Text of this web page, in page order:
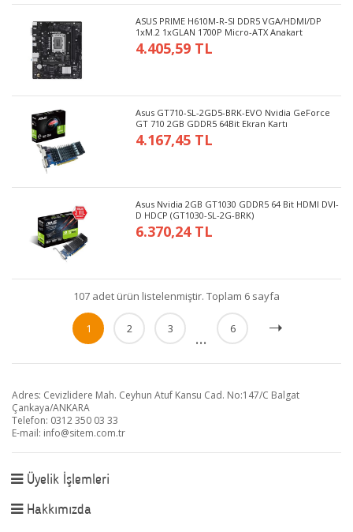
ASUS PRIME H610M-R-SI DDR5 VGA/HDMI/DP
1xM.2 1xGLAN 1700P Micro-ATX Anakart
4.405,59 TL
Asus GT710-SL-2GD5-BRK-EVO Nvidia GeForce
GT 710 2GB GDDR5 64Bit Ekran Kartı
4.167,45 TL
Asus Nvidia 2GB GT1030 GDDR5 64 Bit HDMI DVI-
D HDCP (GT1030-SL-2G-BRK)
6.370,24 TL
107 adet ürün listelenmiştir. Toplam 6 sayfa
1 2 3 ... 6
Adres: Cevizlidere Mah. Ceyhun Atuf Kansu Cad. No:147/C Balgat
Çankaya/ANKARA
Telefon: 0312 350 03 33
E-mail: info@sitem.com.tr
Üyelik İşlemleri
Hakkımızda